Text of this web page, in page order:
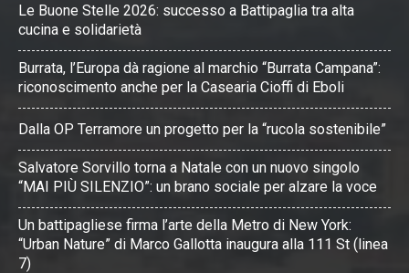
Le Buone Stelle 2026: successo a Battipaglia tra alta
cucina e solidarietà
Burrata, l’Europa dà ragione al marchio “Burrata Campana”:
riconoscimento anche per la Casearia Cioffi di Eboli
Dalla OP Terramore un progetto per la “rucola sostenibile”
Salvatore Sorvillo torna a Natale con un nuovo singolo
“MAI PIÙ SILENZIO”: un brano sociale per alzare la voce
Un battipagliese firma l’arte della Metro di New York:
“Urban Nature” di Marco Gallotta inaugura alla 111 St (linea
7)